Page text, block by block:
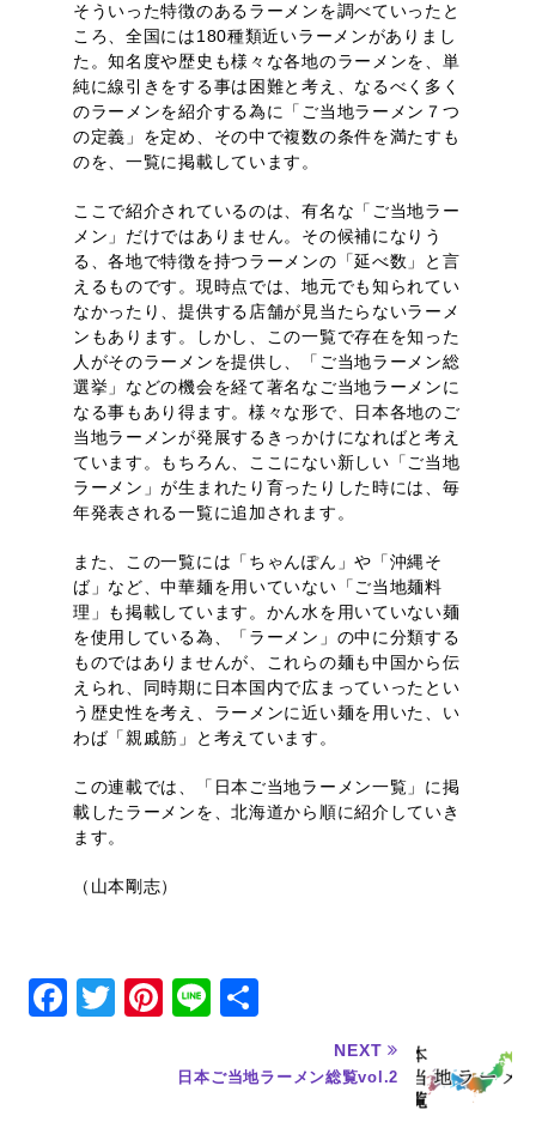
そういった特徴のあるラーメンを調べていったと
ころ、全国には180種類近いラーメンがありまし
た。知名度や歴史も様々な各地のラーメンを、単
純に線引きをする事は困難と考え、なるべく多く
のラーメンを紹介する為に「ご当地ラーメン７つ
の定義」を定め、その中で複数の条件を満たすも
のを、一覧に掲載しています。
ここで紹介されているのは、有名な「ご当地ラー
メン」だけではありません。その候補になりう
る、各地で特徴を持つラーメンの「延べ数」と言
えるものです。現時点では、地元でも知られてい
なかったり、提供する店舗が見当たらないラーメ
ンもあります。しかし、この一覧で存在を知った
人がそのラーメンを提供し、「ご当地ラーメン総
選挙」などの機会を経て著名なご当地ラーメンに
なる事もあり得ます。様々な形で、日本各地のご
当地ラーメンが発展するきっかけになればと考え
ています。もちろん、ここにない新しい「ご当地
ラーメン」が生まれたり育ったりした時には、毎
年発表される一覧に追加されます。
また、この一覧には「ちゃんぽん」や「沖縄そ
ば」など、中華麺を用いていない「ご当地麺料
理」も掲載しています。かん水を用いていない麺
を使用している為、「ラーメン」の中に分類する
ものではありませんが、これらの麺も中国から伝
えられ、同時期に日本国内で広まっていったとい
う歴史性を考え、ラーメンに近い麺を用いた、い
わば「親戚筋」と考えています。
この連載では、「日本ご当地ラーメン一覧」に掲
載したラーメンを、北海道から順に紹介していき
ます。
（山本剛志）
F
T
Pi
te
Li
e
NEXT
日本ご当地ラーメン総覧vol.2